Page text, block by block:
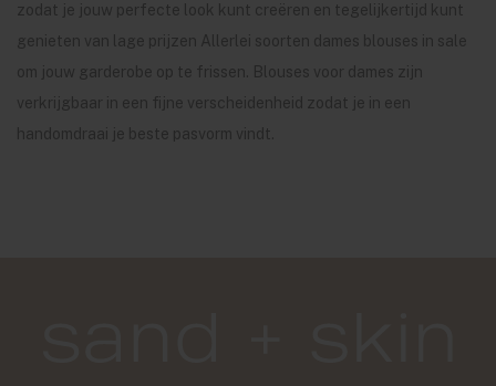
zodat je jouw perfecte look kunt creëren en tegelijkertijd kunt
genieten van lage prijzen Allerlei soorten dames blouses in sale
om jouw garderobe op te frissen. Blouses voor dames zijn
verkrijgbaar in een fijne verscheidenheid zodat je in een
handomdraai je beste pasvorm vindt.